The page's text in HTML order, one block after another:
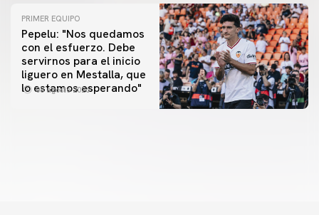
PRIMER EQUIPO
Pepelu: "Nos quedamos
con el esfuerzo. Debe
servirnos para el inicio
liguero en Mestalla, que
lo estamos esperando"
08 agosto 2026
PRIMER EQUIPO
Las fotos del Valencia CF-Newcastle United FC
PRIMER EQUIPO
MESTALLA 📍